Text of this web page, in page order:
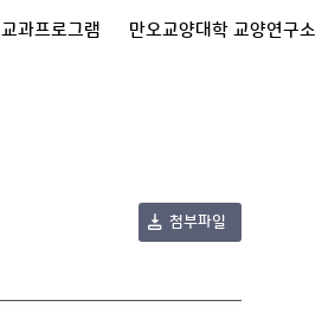
과프로그램 만오교양대학 교양연구소
첨부파일